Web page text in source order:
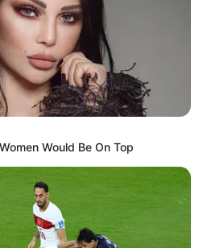
Would Be On Top